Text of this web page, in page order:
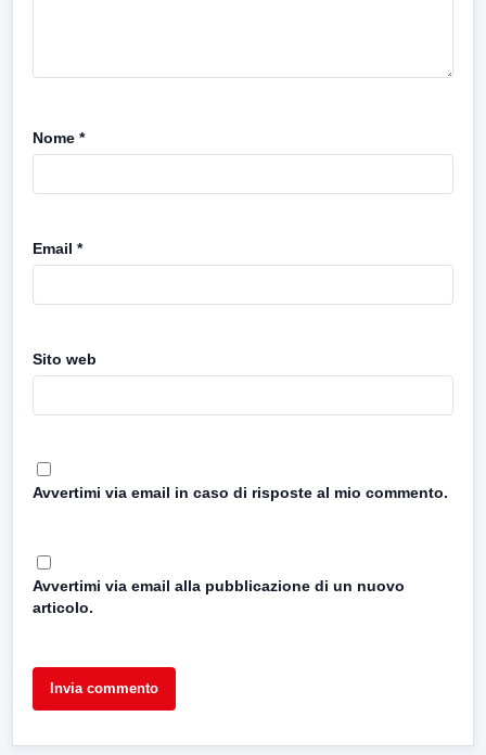
Nome *
Email *
Sito web
Avvertimi via email in caso di risposte al mio commento.
Avvertimi via email alla pubblicazione di un nuovo
articolo.